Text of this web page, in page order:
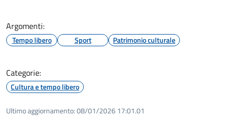
Argomenti:
Tempo libero Sport Patrimonio culturale
Categorie:
Cultura e tempo libero
Ultimo aggiornamento:08/01/2026 17:01.01